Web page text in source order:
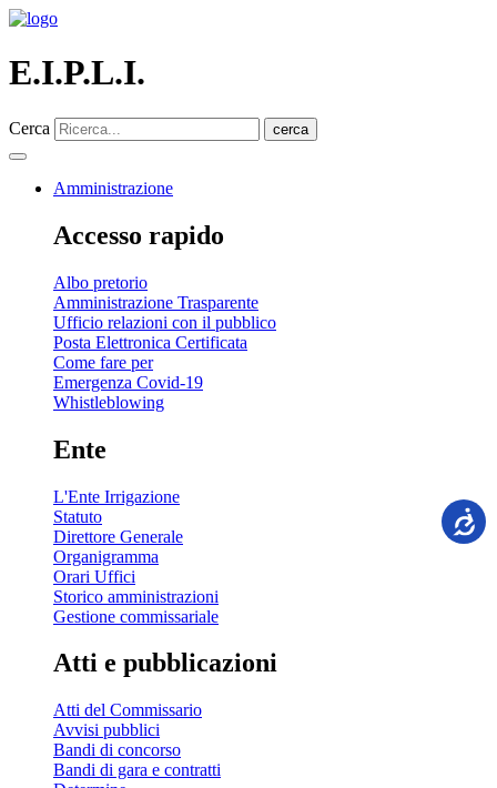
E.I.P.L.I.
Cerca cerca
Amministrazione
Accesso rapido
Albo pretorio
Amministrazione Trasparente
Ufficio relazioni con il pubblico
Posta Elettronica Certificata
Come fare per
Emergenza Covid-19
Whistleblowing
Ente
L'Ente Irrigazione
Statuto
Direttore Generale
Organigramma
Orari Uffici
Storico amministrazioni
Gestione commissariale
Atti e pubblicazioni
Atti del Commissario
Avvisi pubblici
Bandi di concorso
Bandi di gara e contratti